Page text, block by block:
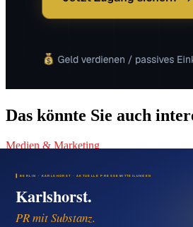
Das könnte Sie auch
Medien & Marketing
Pressemitteilung in Wartenberg
Mehr Sichtbarkeit für regionale
08. August 2026